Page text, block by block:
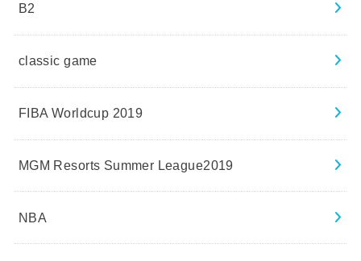
B2
classic game
FIBA Worldcup 2019
MGM Resorts Summer League2019
NBA